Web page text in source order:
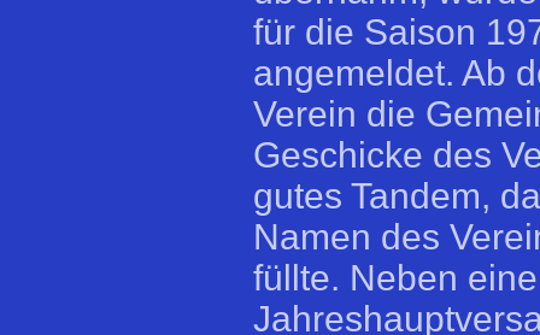
für die Saison
angemeldet. Ab
Verein die
Geschicke des
gutes Tandem,
Namen des
füllte. Neben